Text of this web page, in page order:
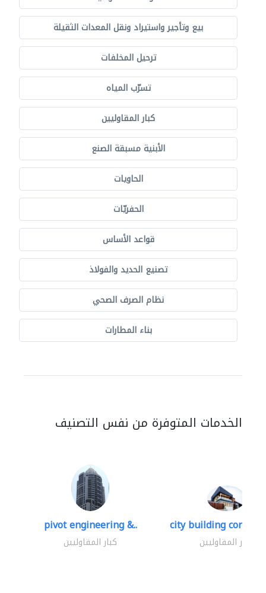
بيع وتأجير واستيراد ونقل المعدات الثقيلة
ترحيل المخلفات
تسرّب المياه
كبار المقاوليين
الأبنية مسبقة الصنع
الحاويات
الحفريّات
قواعد الأساس
تصنيع الحديد والفولاذ
نظام الصرف الصحي
بناء المطارات
الخدمات المتوفرة من نفس التصنيف
pivot engineering &..
كبار المقاوليين
city building
كبار المقاوليين